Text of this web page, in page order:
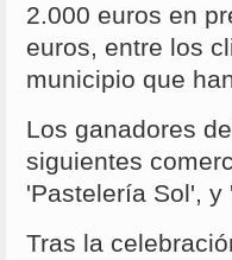
2.000 euros en
euros, entre los
municipio que
Los ganadores
siguientes
'Pastelería Sol', y
Tras la